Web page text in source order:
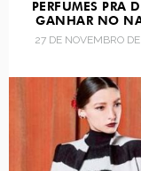
PERFUMES PRA
GANHAR NO
27 DE NOVEMBRO